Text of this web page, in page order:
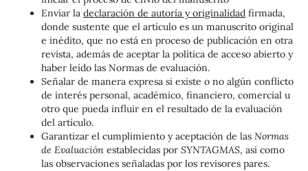
Enviar la declaración de autoría y originalidadfirmada,
donde sustente que el artículo es un manuscrito original
e inédito, que no está en proceso de publicación en otra
revista, además de aceptar la política de acceso abierto y
haber leído las Normas de evaluación.
Señalar de manera expresa si existe o no algún conflicto
de interés personal, académico, financiero, comercial u
otro que pueda influir en el resultado de la evaluación
del artículo.
Garantizar el cumplimiento y aceptación de las Normas
de Evaluaciónestablecidas por SYNTAGMAS, así como
las observaciones señaladas por los revisores pares.